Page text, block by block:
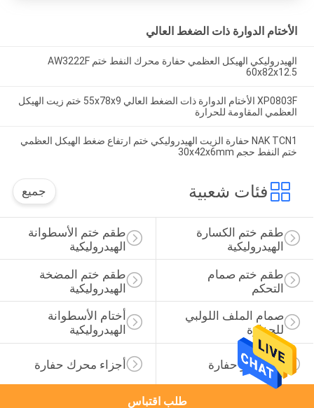
الأختام الدوارة ذات الضغط العالي
الهيدروليكي الهيكل العظمي حفارة محرك النفط ختم AW3222F
60x82x12.5
XP0803F الأختام الدوارة ذات الضغط العالي 55x78x9 ختم زيت الهيكل
العظمي المقاومة للحرارة
NAK TCN1 حفارة الزيت الهيدروليكي ختم ارتفاع ضغط الهيكل العظمي
ختم النفط حجم 30x42x6mm
فئات شعبية جميع
طقم ختم الأسطوانة
الهيدروليكية
طقم ختم الكسارة
الهيدروليكية
طقم ختم المضخة
الهيدروليكية
طقم ختم صمام
التحكم
أختام الأسطوانة
الهيدروليكية
صمام الملف اللولبي
للحفارة
أجزاء محرك حفارة قطع غيار حفارة
طلب اقتباس